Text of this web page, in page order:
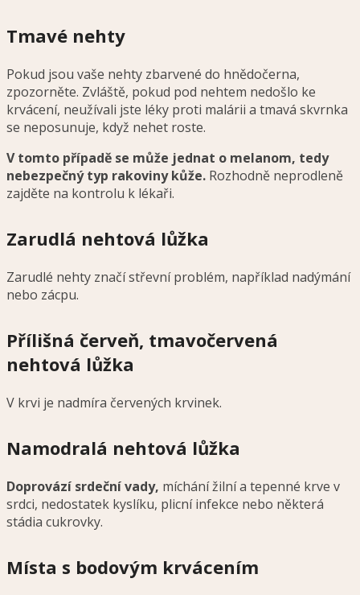
Tmavé nehty
Pokud jsou vaše nehty zbarvené do hnědočerna,
zpozorněte. Zvláště, pokud pod nehtem nedošlo ke
krvácení, neužívali jste léky proti malárii a tmavá skvrnka
se neposunuje, když nehet roste.
V tomto případě se může jednat o melanom, tedy
nebezpečný typ rakoviny kůže. Rozhodně neprodleně
zajděte na kontrolu k lékaři.
Zarudlá nehtová lůžka
Zarudlé nehty značí střevní problém, například nadýmání
nebo zácpu.
Přílišná červeň, tmavočervená
nehtová lůžka
V krvi je nadmíra červených krvinek.
Namodralá nehtová lůžka
Doprovází srdeční vady, míchání žilní a tepenné krve v
srdci, nedostatek kyslíku, plicní infekce nebo některá
stádia cukrovky.
Místa s bodovým krvácením